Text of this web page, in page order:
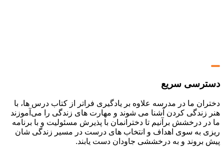
سریع
ما در مدرسه علاوه بر یادگیری فراتر از کتاب درس ها، با
زندگی کردن آشنا می شوند و مهارت های زندگی را می‌آموزند
درخشش برآنیم تا دخترانمان با پذیرش مسئولیت و با برنامه
به سوی اهداف و انتخاب های درست در مسیر زندگی شان
بروند و به درخششی جاودان دست یابند.